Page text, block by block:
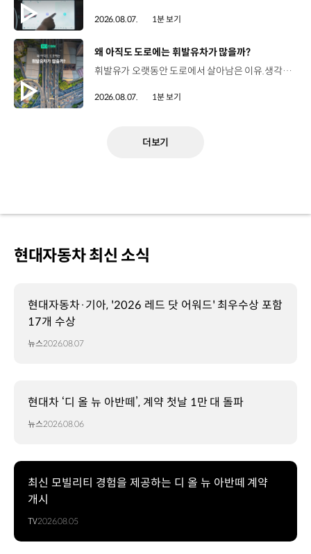
2026.08.07. 1분 보기
[동영상]
왜 아직도 도로에는 휘발유차가 많을까?
휘발유가 오랫동안 도로에서 살아남은 이유.생각보다 강력한 장점이 있었습니다. 현대진행형 팟캐스트 EP.21에서 확인하세요.📻 #현대자동차그룹 #현대진행형 #모빌리티팟캐스트 #휘발유 #내연기관 #연료 #미래모빌리티 #모빌리티
2026.08.07. 1분 보기
더보기
현대자동차 최신 소식
현대자동차·기아, '2026 레드 닷 어워드' 최우수상 포함
17개 수상
뉴스2026.08.07
현대차 ‘디 올 뉴 아반떼’, 계약 첫날 1만 대 돌파
뉴스2026.08.06
최신 모빌리티 경험을 제공하는 디 올 뉴 아반떼 계약
개시
TV2026.08.05